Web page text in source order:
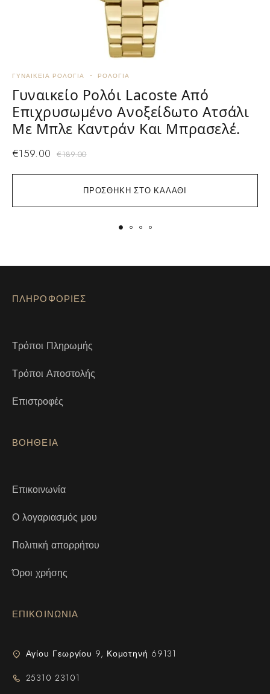
ΠΡΟΣΘΉΚΗ ΣΤΟ ΚΑΛΆΘΙ
ΓΥΝΑΙΚΕΊΑ ΡΟΛΌΓΙΑ ΡΟΛΌΓΙΑ
Γυναικείο Ρολόι Lacoste Από
Επιχρυσωμένο Ανοξείδωτο Ατσάλι
Με Μπλε Καντράν Και Μπρασελέ.
€189.00
€159.00
ΠΛΗΡΟΦΟΡΙΕΣ
Τρόποι Πληρωμής
Τρόποι Αποστολής
Επιστροφές
ΒΟΗΘΕΙΑ
Επικοινωνία
Ο λογαριασμός μου
Πολιτική απορρήτου
Όροι χρήσης
ΕΠΙΚΟΙΝΩΝΙΑ
Αγίου Γεωργίου 9, Κομοτηνή 69131
25310 23101